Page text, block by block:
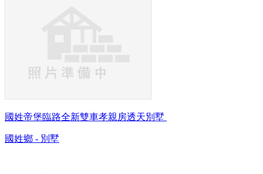
國姓帝堡臨路全新雙車孝親房透天別墅
國姓鄉 - 別墅